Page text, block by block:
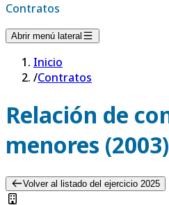
Contratos
Abrir menú lateral
Inicio
/Contratos
Relación de
menores (2003)
Volver al listado del ejercicio 2025